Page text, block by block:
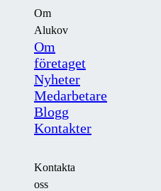
Om
Alukov
Om
företaget
Nyheter
Medarbetare
Blogg
Kontakter
Kontakta
oss